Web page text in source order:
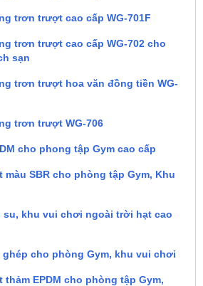
trơn trượt cao cấp WG-701F
trơn trượt cao cấp WG-702 cho
sạn
trơn trượt hoa văn đồng tiền WG-
trơn trượt WG-706
cho phong tập Gym cao cấp
màu SBR cho phòng tập Gym, Khu
su, khu vui chơi ngoài trời hạt cao
ghép cho phòng Gym, khu vui chơi
thảm EPDM cho phòng tập Gym,